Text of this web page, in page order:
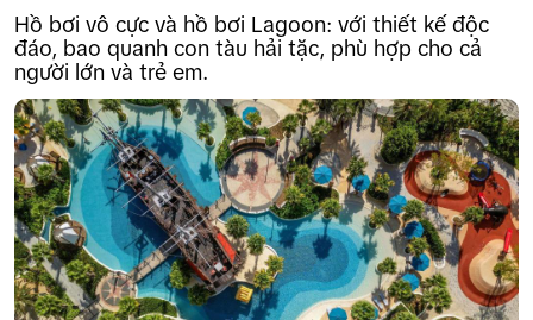
Hồ bơi vô cực và hồ bơi Lagoon: với thiết kế độc
đáo, bao quanh con tàu hải tặc, phù hợp cho cả
người lớn và trẻ em.